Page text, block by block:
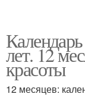
лет. 12
красоты
12 месяцев: